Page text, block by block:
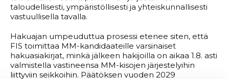
taloudellisesti, ympäristöllisesti ja yhteiskunnallisesti
vastuullisella tavalla.
Hakuajan umpeuduttua prosessi etenee siten, että
FIS toimittaa MM-kandidaateille varsinaiset
hakuasiakirjat, minkä jälkeen hakijoilla on aikaa 1.8. asti
valmistella vastineensa MM-kisojen järjestelyihin
liittyviin seikkoihin. Päätöksen vuoden 2029